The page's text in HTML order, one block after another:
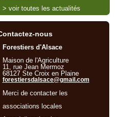
> voir toutes les actualités
nous
Forestiers d'Alsace
Maison de l'Agriculture
11, rue Jean Mermoz
68127 Ste Croix en Plaine
forestiersdalsace@gmail.com
Merci de contacter les
associations locales